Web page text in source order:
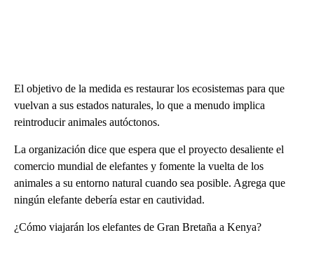
El objetivo de la medida es restaurar los ecosistemas para que
vuelvan a sus estados naturales, lo que a menudo implica
reintroducir animales autóctonos.
La organización dice que espera que el proyecto desaliente el
comercio mundial de elefantes y fomente la vuelta de los
animales a su entorno natural cuando sea posible. Agrega que
ningún elefante debería estar en cautividad.
¿Cómo viajarán los elefantes de Gran Bretaña a Kenya?